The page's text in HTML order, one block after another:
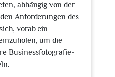
abhängig von der
Anforderungen des
vorab ein
um die
Businessfotografie-